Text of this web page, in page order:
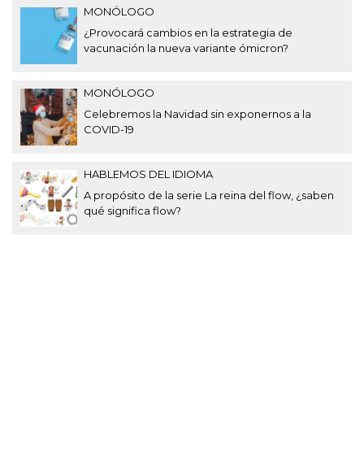
MONÓLOGO
¿Provocará cambios en la estrategia de
vacunación la nueva variante ómicron?
MONÓLOGO
Celebremos la Navidad sin exponernos a la
COVID-19
HABLEMOS DEL IDIOMA
A propósito de la serie La reina del flow, ¿saben
qué significa flow?